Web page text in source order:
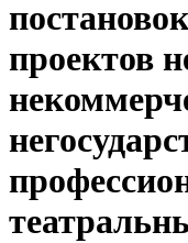
проектов